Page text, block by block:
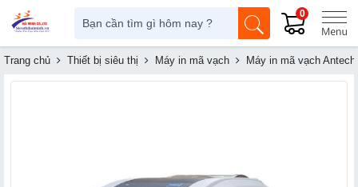
0
Trang chủ Thiết bị siêu thị Máy in mã vạch Máy in mã vạch Antech